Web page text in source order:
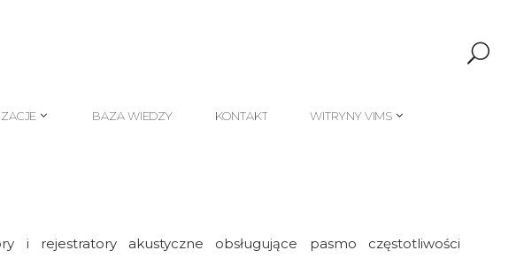
BAZA WIEDZY
KONTAKT
WITRYNY VIMS
i rejestratory akustyczne obsługujące pasmo częstotliwości